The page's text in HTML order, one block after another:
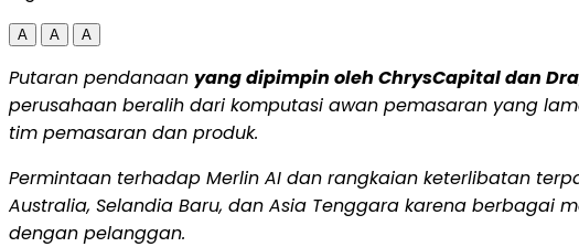
A A A
Putaran pendanaan yang dipimpin oleh ChrysCapital dan
perusahaan beralih dari komputasi awan pemasaran yang
tim pemasaran dan produk.
Permintaan terhadap Merlin AI dan rangkaian keterlibatan
Australia, Selandia Baru, dan Asia Tenggara karena berbagai
dengan pelanggan.